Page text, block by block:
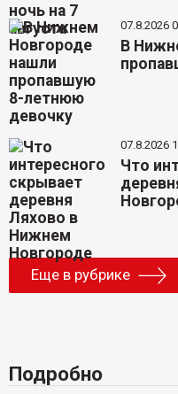
07.8.2026
В
07.8.2026
Что
Еще в рубрике
Подробно